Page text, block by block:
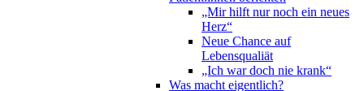
„Mir hilft nur noch ein neues
Herz“
Neue Chance auf
Lebensqualiät
„Ich war doch nie krank“
Was macht eigentlich?